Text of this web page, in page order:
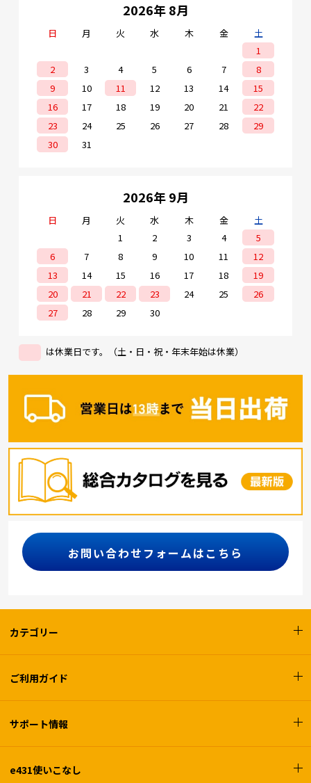
入してもアラームは出しません。 ■HVDTとは デ
by AI（Human & Vehicle Detection Technology
by AI）技術は、 フロントエンドとバックエンドの
デバイスに人物と車両の識別アラームを もたらし
ます。このシステムは、人間と車両の識別にフォ
ーカスし、アラームの 効率と効果を大幅に向上さ
せます。
で侵入者を警告*・・・侵入者がいた場合、光とカ
スタマイズ可能な音声メッセージで威嚇します。
*）内蔵スピーカ、閃光ライト搭載の機種に限りま
す。対応しているかは、商品の仕様書を確認くだ
を同時に監視しなければならない場合、セキュリ
ティ監視は簡単な作業ではありません。 本製品は
作業効率を高め、ワークフロー改善に役立ちま
す。 ・防犯について・・・人が侵入した場合の
み、正確な警報を発します。 ・再生・録画検索に
ついて・・・人や車両などの映像を分類して速や
かに検索できます。 ■工場の場合 工場や倉庫には
高い原材料や商品が保管されています。 ここでの
法侵入アラーム 人間の侵入イベントを検知した場
合にのみ警告を出すよう設定できます。 動物が侵
入してもアラームは出しません。 ■HVDTとは デ
ィープラーニングアルゴリズムを搭載した HVDT
by AI（Human & Vehicle Detection Technology
by AI）技術は、 フロントエンドとバックエンドの
デバイスに人物と車両の識別アラームを もたらし
ます。このシステムは、人間と車両の識別にフォ
ーカスし、アラームの 効率と効果を大幅に向上さ
せます。
2026年 8月
日 月 火 水 木 金
土
1
2
3 4 5 6 7
8
9
10 11 12 13 14
15
16
17 18 19 20 21
22
23
24 25 26 27 28
29
30
31
2026年 9月
日 月 火 水 木 金
土
1
2 3 4
5
6
7 8 9 10 11
12
13
14 15 16 17 18
19
20
21 22 23 24 25
26
27
28 29 30
は休業日です。（土・日・祝・年末年始は休業）
お問い合わせフォームはこちら
カテゴリー
ご利用ガイド
サポート情報
e431使いこなし